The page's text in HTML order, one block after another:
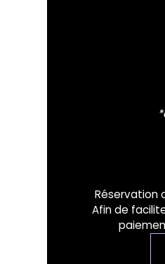
Réservation
Afin de